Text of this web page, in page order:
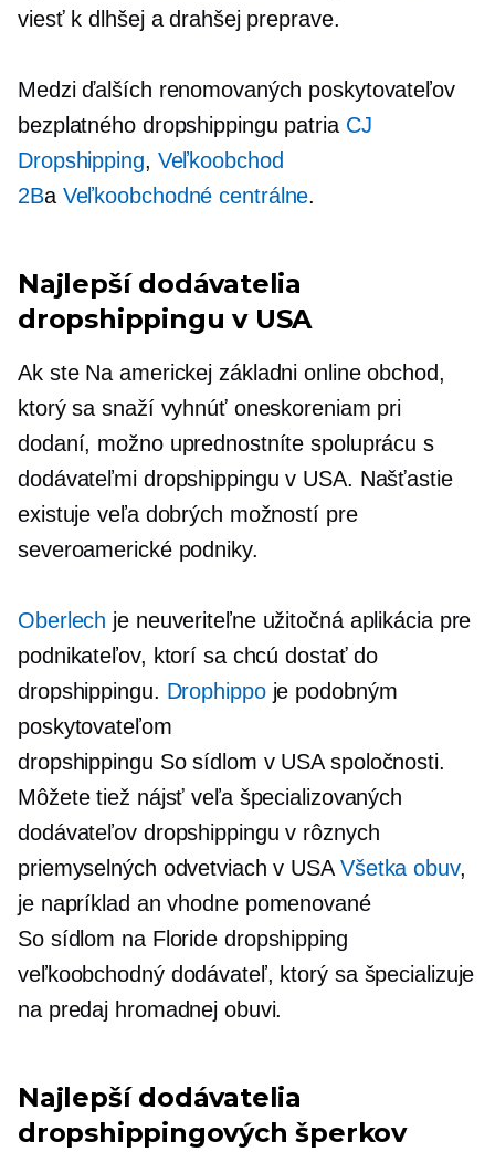
viesť k dlhšej a drahšej preprave.
Medzi ďalších renomovaných poskytovateľov
bezplatného dropshippingu patria CJ
Dropshipping, Veľkoobchod
2Ba Veľkoobchodné centrálne.
Najlepší dodávatelia
dropshippingu v USA
Ak ste Na americkej základni online obchod,
ktorý sa snaží vyhnúť oneskoreniam pri
dodaní, možno uprednostníte spoluprácu s
dodávateľmi dropshippingu v USA. Našťastie
existuje veľa dobrých možností pre
severoamerické podniky.
Oberlech je neuveriteľne užitočná aplikácia pre
podnikateľov, ktorí sa chcú dostať do
dropshippingu. Drophippoje podobným
poskytovateľom
dropshippingu So sídlom v USAspoločnosti.
Môžete tiež nájsť veľa špecializovaných
dodávateľov dropshippingu v rôznych
priemyselných odvetviach v USA Všetka obuv,
je napríklad anvhodne pomenované
So sídlom na Floride dropshipping
veľkoobchodný dodávateľ, ktorý sa špecializuje
na predaj hromadnej obuvi.
Najlepší dodávatelia
dropshippingových šperkov